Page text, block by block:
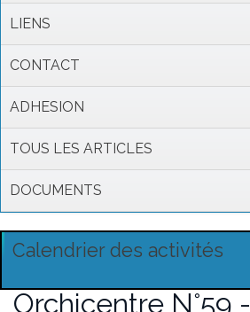
LIENS
CONTACT
ADHESION
TOUS LES ARTICLES
DOCUMENTS
Calendrier des activités
Orchicentre N°59 -